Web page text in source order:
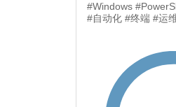
#Windows
#自动化 #终端 #运